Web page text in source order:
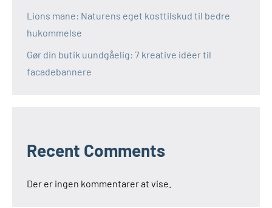
Lions mane: Naturens eget kosttilskud til bedre
hukommelse
Gør din butik uundgåelig: 7 kreative idéer til
facadebannere
Recent Comments
Der er ingen kommentarer at vise.